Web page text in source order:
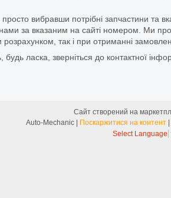
вибравши потрібні запчастини та
за вказаним на сайті номером. Ми
так і при отриманні
ласка, зверніться до контактної
Сайт створений на
Поскаржитися на контент
Select Language